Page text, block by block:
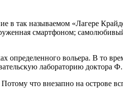
так называемом «Лагере
смартфоном;
вольера. В то
лабораторию доктора Ф.
что внезапно на острове